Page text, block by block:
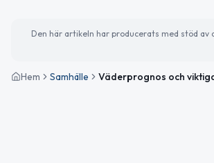
Den här artikeln har producerats med stöd
Hem Samhälle